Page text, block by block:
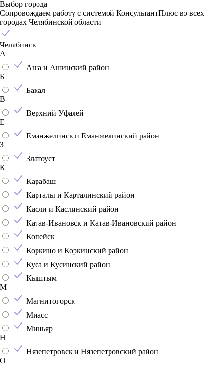
Выбор города
Сопровождаем работу с системой КонсультантПлюс во всех
городах Челябинской области
Челябинск
А
Аша и Ашинский район
Б
Бакал
В
Верхний Уфалей
Е
Еманжелинск и Еманжелинский район
З
Златоуст
К
Карабаш
Карталы и Карталинский район
Касли и Каслинский район
Катав-Ивановск и Катав-Ивановский район
Копейск
Коркино и Коркинский район
Куса и Кусинский район
Кыштым
М
Магнитогорск
Миасс
Миньяр
Н
Нязепетровск и Нязепетровский район
О